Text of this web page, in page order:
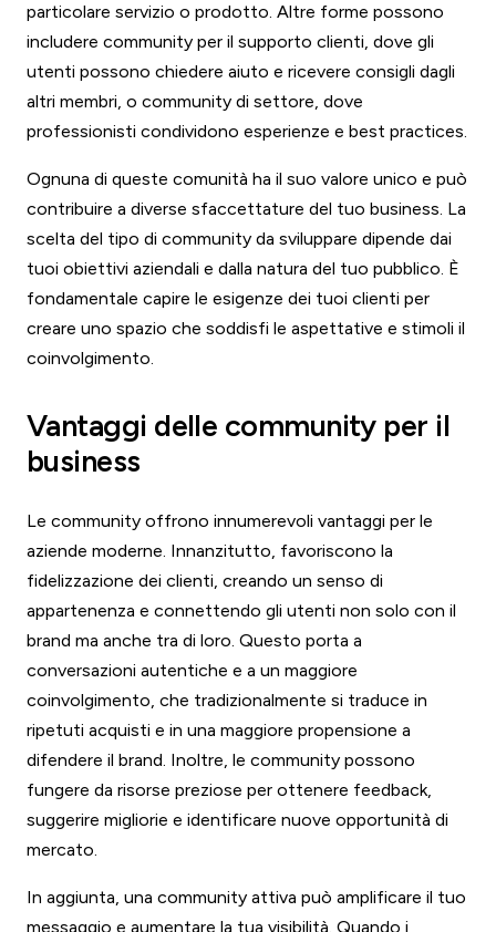
particolare servizio o prodotto. Altre forme possono
includere community per il supporto clienti, dove gli
utenti possono chiedere aiuto e ricevere consigli dagli
altri membri, o community di settore, dove
professionisti condividono esperienze e best practices.
Ognuna di queste comunità ha il suo valore unico e può
contribuire a diverse sfaccettature del tuo business. La
scelta del tipo di community da sviluppare dipende dai
tuoi obiettivi aziendali e dalla natura del tuo pubblico. È
fondamentale capire le esigenze dei tuoi clienti per
creare uno spazio che soddisfi le aspettative e stimoli il
coinvolgimento.
Vantaggi delle community per il
business
Le community offrono innumerevoli vantaggi per le
aziende moderne. Innanzitutto, favoriscono la
fidelizzazione dei clienti, creando un senso di
appartenenza e connettendo gli utenti non solo con il
brand ma anche tra di loro. Questo porta a
conversazioni autentiche e a un maggiore
coinvolgimento, che tradizionalmente si traduce in
ripetuti acquisti e in una maggiore propensione a
difendere il brand. Inoltre, le community possono
fungere da risorse preziose per ottenere feedback,
suggerire migliorie e identificare nuove opportunità di
mercato.
In aggiunta, una community attiva può amplificare il tuo
messaggio e aumentare la tua visibilità. Quando i